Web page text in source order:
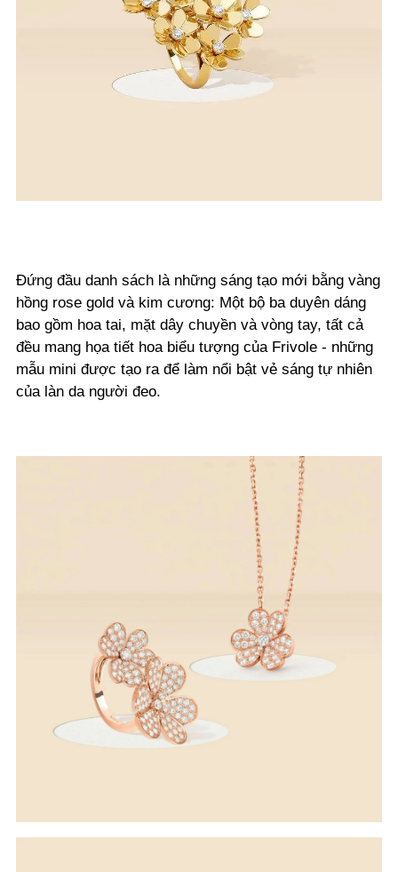
Đứng đầu danh sách là những sáng tạo mới bằng vàng
hồng rose gold và kim cương: Một bộ ba duyên dáng
bao gồm hoa tai, mặt dây chuyền và vòng tay, tất cả
đều mang họa tiết hoa biểu tượng của Frivole - những
mẫu mini được tạo ra để làm nổi bật vẻ sáng tự nhiên
của làn da người đeo.